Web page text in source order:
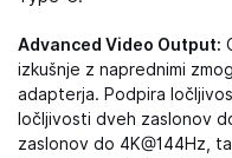
Advanced Video Output:
izkušnje z naprednimi
adapterja. Podpira
ločljivosti dveh zaslonov
zaslonov do 4K@144Hz,